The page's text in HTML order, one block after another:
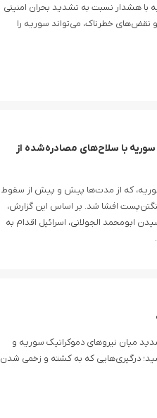
با هشدار نسبت به تشدید بحران امنیتی
نقض‌های خطرناک، می‌تواند سوریه را
با سلاح‌های مصادره‌شده از
سوریه، که از مدت‌ها پیش و پیش از سقوط
افشا شد. بر اساس این گزارش،
ابومحمد الجولانی، اسرائیل اقدام به
میان نیروهای دموکراتیک سوریه و
درگیری‌هایی که به کشته و زخمی شدن